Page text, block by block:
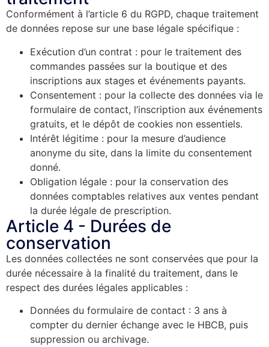
Conformément à l’article 6 du RGPD, chaque traitement
de données repose sur une base légale spécifique :
Exécution d’un contrat : pour le traitement des
commandes passées sur la boutique et des
inscriptions aux stages et événements payants.
Consentement : pour la collecte des données via le
formulaire de contact, l’inscription aux événements
gratuits, et le dépôt de cookies non essentiels.
Intérêt légitime : pour la mesure d’audience
anonyme du site, dans la limite du consentement
donné.
Obligation légale : pour la conservation des
données comptables relatives aux ventes pendant
la durée légale de prescription.
Article 4 - Durées de
conservation
Les données collectées ne sont conservées que pour la
durée nécessaire à la finalité du traitement, dans le
respect des durées légales applicables :
Données du formulaire de contact : 3 ans à
compter du dernier échange avec le HBCB, puis
suppression ou archivage.